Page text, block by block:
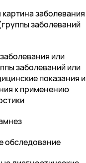
картина заболевания
заболеваний
или
заболеваний или
показания и
к применению
обследование